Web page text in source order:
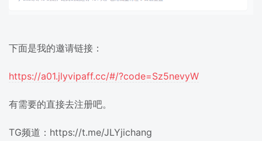
下面是我的邀请链接：
https://a01.jlyvipaff.cc/#/?code=Sz5nevyW
有需要的直接去注册吧。
TG频道：https://t.me/JLYjichang